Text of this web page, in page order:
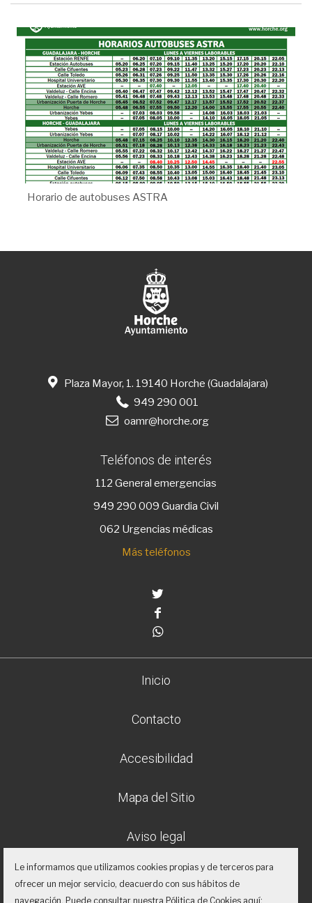
Horario de autobuses ASTRA
Plaza Mayor, 1. 19140 Horche (Guadalajara)
949 290 001
oamr@horche.org
Teléfonos de interés
112 General emergencias
949 290 009 Guardia Civil
062 Urgencias médicas
Más teléfonos
Inicio
Contacto
Accesibilidad
Mapa del Sitio
Aviso legal
Política de privacidad
Le informamos que utilizamos cookies propias y de terceros para
ofrecer un mejor servicio, deacuerdo con sus hábitos de
navegación. Puede consultar nuestra Pólitica de Cookies aquí: